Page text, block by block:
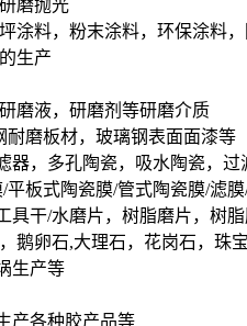
磨抛光
涂料，粉末涂料，环保涂料
生产
磨液，研磨剂等研磨介质
耐磨板材，玻璃钢表面面漆等
器，多孔陶瓷，吸水陶瓷，
平板式陶瓷膜/管式陶瓷膜/滤
具干/水磨片，树脂磨片，树
鹅卵石,大理石，花岗石，珠
生产等
产各种胶产品等